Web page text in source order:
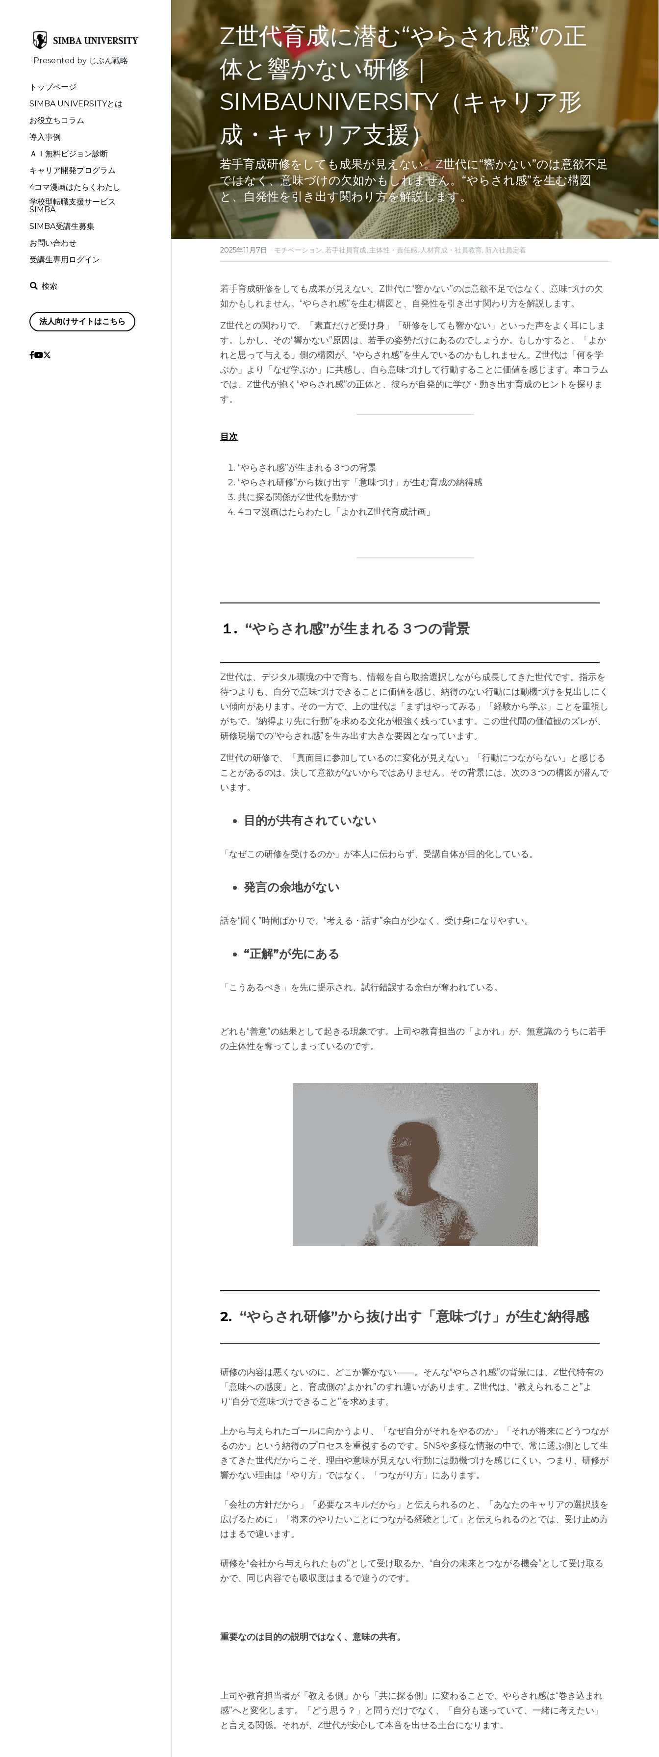
トップページ
SIMBA UNIVERSITYとは
お役立ちコラム
導入事例
ＡＩ無料ビジョン診断
キャリア開発プログラム
4コマ漫画はたらくわたし
学校型転職支援サービス
SIMBA
SIMBA受講生募集
お問い合わせ
受講生専用ログイン
検索
法人向けサイトはこちら
Z世代育成に潜む“やらされ感”の正
体と響かない研修｜
SIMBAUNIVERSITY（キャリア形
成・キャリア支援）
若手育成研修をしても成果が見えない。Z世代に“響かない”のは意欲不足
ではなく、意味づけの欠如かもしれません。“やらされ感”を生む構図
と、自発性を引き出す関わり方を解説します。
2025年11月7日 · モチベーション,若手社員育成, 主体性・責任感, 人材育成・社員教育, 新入社員定着
若手育成研修をしても成果が見えない。Z世代に“響かない”のは意欲不足ではなく、意味づけの欠
如かもしれません。“やらされ感”を生む構図と、自発性を引き出す関わり方を解説します。
Z世代との関わりで、「素直だけど受け身」「研修をしても響かない」といった声をよく耳にしま
す。しかし、その“響かない”原因は、若手の姿勢だけにあるのでしょうか。もしかすると、「よか
れと思って与える」側の構図が、“やらされ感”を生んでいるのかもしれません。Z世代は「何を学
ぶか」より「なぜ学ぶか」に共感し、自ら意味づけして行動することに価値を感じます。本コラム
では、Z世代が抱く“やらされ感”の正体と、彼らが自発的に学び・動き出す育成のヒントを探りま
す。
目次
“やらされ感”が生まれる３つの背景
“やらされ研修”から抜け出す「意味づけ」が生む育成の納得感
共に探る関係がZ世代を動かす
4コマ漫画はたらわたし「よかれZ世代育成計画」
―――――――――――――――――――――――――――――――――――――――――――
１. “やらされ感”が生まれる３つの背景
―――――――――――――――――――――――――――――――――――――――――――
Z世代は、デジタル環境の中で育ち、情報を自ら取捨選択しながら成長してきた世代です。指示を
待つよりも、自分で意味づけできることに価値を感じ、納得のない行動には動機づけを見出しにく
い傾向があります。その一方で、上の世代は「まずはやってみる」「経験から学ぶ」ことを重視し
がちで、“納得より先に行動”を求める文化が根強く残っています。この世代間の価値観のズレが、
研修現場での“やらされ感”を生み出す大きな要因となっています。
Z世代の研修で、「真面目に参加しているのに変化が見えない」「行動につながらない」と感じる
ことがあるのは、決して意欲がないからではありません。その背景には、次の３つの構図が潜んで
います。
目 的が共有されていない
「なぜこの研修を受けるのか」が本人に伝わらず、受講自体が目的化している。
発言の余地がない
話を“聞く”時間ばかりで、“考える・話す”余白が少なく、受け身になりやすい。
“正解”が先にある
「こうあるべき」を先に提示され、試行錯誤する余白が奪われている。
どれも“善意”の結果として起きる現象です。上司や教育担当の「よかれ」が、無意識のうちに若手
の主体性を奪ってしまっているのです。
―――――――――――――――――――――――――――――――――――――――――――
2. “やらされ研修”から抜け出す「意味づけ」が生む納得感
―――――――――――――――――――――――――――――――――――――――――――
研修の内容は悪くないのに、どこか響かない――。そんな“やらされ感”の背景には、Z世代特有の
「意味への感度」と、育成側の“よかれ”のすれ違いがあります。Z世代は、“教えられること”よ
り“自分で意味づけできること”を求めます。
上から与えられたゴールに向かうより、「なぜ自分がそれをやるのか」「それが将来にどうつなが
るのか」という納得のプロセスを重視するのです。SNSや多様な情報の中で、常に選ぶ側として生
きてきた世代だからこそ、理由や意味が見えない行動には動機づけを感じにくい。つまり、研修が
響かない理由は「やり方」ではなく、「つながり方」にあります。
「会社の方針だから」「必要なスキルだから」と伝えられるのと、「あなたのキャリアの選択肢を
広げるために」「将来のやりたいことにつながる経験として」と伝えられるのとでは、受け止め方
はまるで違います。
研修を“会社から与えられたもの”として受け取るか、“自分の未来とつながる機会”として受け取る
かで、同じ内容でも吸収度はまるで違うのです。
重要なのは目的の説明ではなく、意味の共有。
上司や教育担当者が「教える側」から「共に探る側」に変わることで、やらされ感は“巻き込まれ
感”へと変化します。「どう思う？」と問うだけでなく、「自分も迷っていて、一緒に考えたい」
と言える関係。それが、Z世代が安心して本音を出せる土台になります。